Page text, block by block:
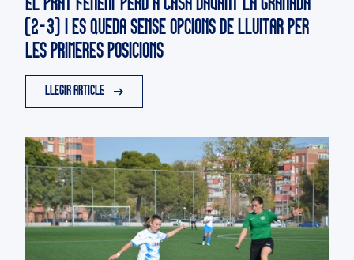
(2-3) I ES QUEDA SENSE OPCIONS DE LLUITAR PER
LES PRIMERES POSICIONS
LLEGIR ARTICLE